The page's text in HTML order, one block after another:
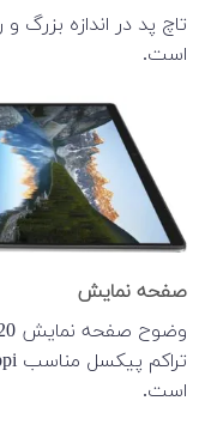
تاچ پد در اندازه
است.
صفحه نمایش
است.